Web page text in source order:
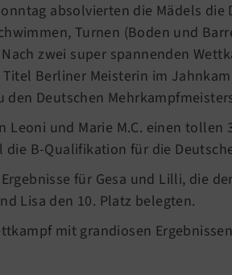
absolvierten die Mädels die
Turnen (Boden und
zwei super spannenden
Berliner Meisterin im
den Deutschen
Leoni und Marie M.C. einen tollen
B-Qualifikation für die
für Gesa und Lilli, die
Lisa den 10. Platz belegten.
mit grandiosen